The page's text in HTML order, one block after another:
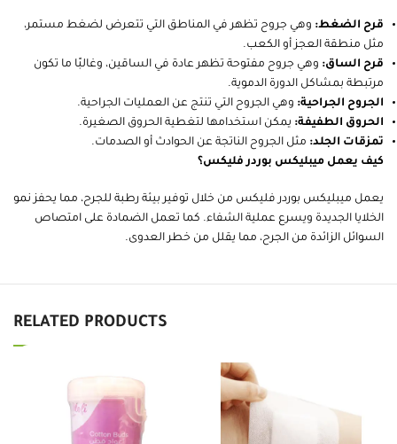
قرح الضغط: وهي جروح تظهر في المناطق التي تتعرض لضغط مستمر،
مثل منطقة العجز أو الكعب.
قرح الساق: وهي جروح مفتوحة تظهر عادة في الساقين، وغالبًا ما تكون
مرتبطة بمشاكل الدورة الدموية.
الجروح الجراحية: وهي الجروح التي تنتج عن العمليات الجراحية.
الحروق الطفيفة: يمكن استخدامها لتغطية الحروق الصغيرة.
تمزقات الجلد: مثل الجروح الناتجة عن الحوادث أو الصدمات.
كيف يعمل ميبليكس بوردر فليكس؟
يعمل ميبليكس بوردر فليكس من خلال توفير بيئة رطبة للجرح، مما يحفز نمو
الخلايا الجديدة ويسرع عملية الشفاء. كما تعمل الضمادة على امتصاص
السوائل الزائدة من الجرح، مما يقلل من خطر العدوى.
RELATED PRODUCTS